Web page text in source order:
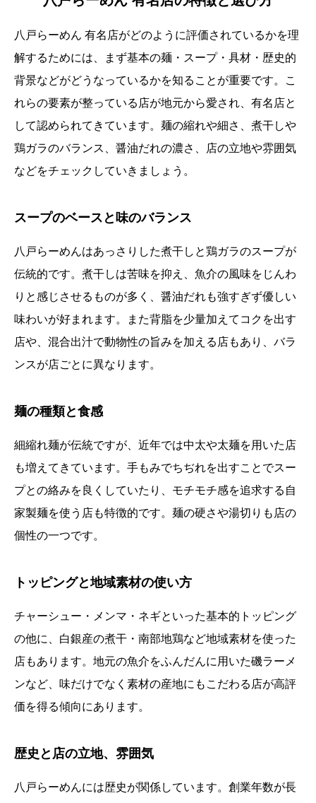
八戸らーめん 有名店がどのように評価されているかを理
解するためには、まず基本の麺・スープ・具材・歴史的
背景などがどうなっているかを知ることが重要です。こ
れらの要素が整っている店が地元から愛され、有名店と
して認められてきています。麺の縮れや細さ、煮干しや
鶏ガラのバランス、醤油だれの濃さ、店の立地や雰囲気
などをチェックしていきましょう。
スープのベースと味のバランス
八戸らーめんはあっさりした煮干しと鶏ガラのスープが
伝統的です。煮干しは苦味を抑え、魚介の風味をじんわ
りと感じさせるものが多く、醤油だれも強すぎず優しい
味わいが好まれます。また背脂を少量加えてコクを出す
店や、混合出汁で動物性の旨みを加える店もあり、バラ
ンスが店ごとに異なります。
麺の種類と食感
細縮れ麺が伝統ですが、近年では中太や太麺を用いた店
も増えてきています。手もみでちぢれを出すことでスー
プとの絡みを良くしていたり、モチモチ感を追求する自
家製麺を使う店も特徴的です。麺の硬さや湯切りも店の
個性の一つです。
トッピングと地域素材の使い方
チャーシュー・メンマ・ネギといった基本的トッピング
の他に、白銀産の煮干・南部地鶏など地域素材を使った
店もあります。地元の魚介をふんだんに用いた磯ラーメ
ンなど、味だけでなく素材の産地にもこだわる店が高評
価を得る傾向にあります。
歴史と店の立地、雰囲気
八戸らーめんには歴史が関係しています。創業年数が長